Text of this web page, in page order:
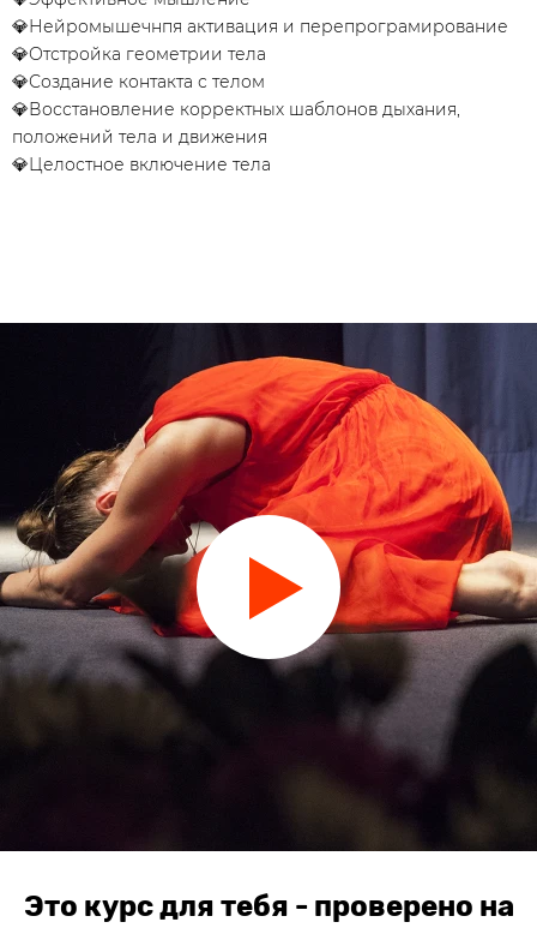
💎Нейромышечнпя активация и перепрограмирование
💎Отстройка геометрии тела
💎Создание контакта с телом
💎Восстановление корректных шаблонов дыхания,
положений тела и движения
💎Целостное включение тела
Это курс для тебя - проверено на